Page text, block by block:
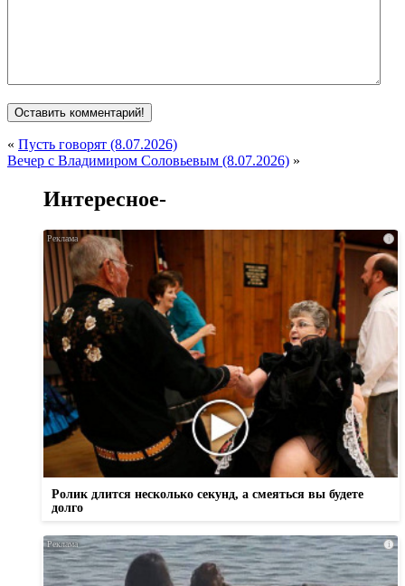
« Пусть говорят (8.07.2026)
Вечер с Владимиром Соловьевым (8.07.2026) »
Интересное-
i
Ролик длится несколько секунд, а смеяться вы будете
долго
i